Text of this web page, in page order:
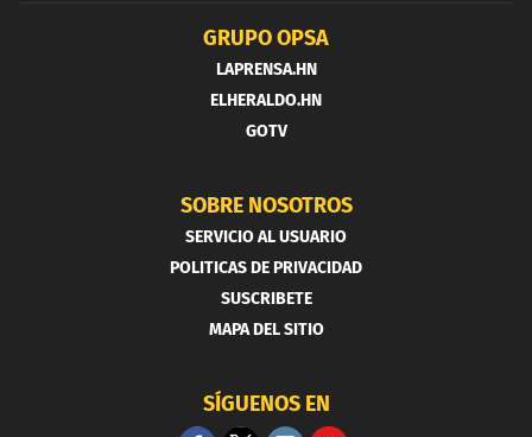
GRUPO OPSA
LAPRENSA.HN
ELHERALDO.HN
GOTV
SOBRE NOSOTROS
SERVICIO AL USUARIO
POLITICAS DE PRIVACIDAD
SUSCRIBETE
MAPA DEL SITIO
SÍGUENOS EN